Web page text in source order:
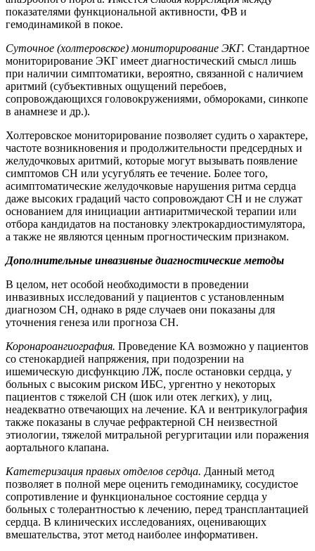
показателями функциональной активности, ФВ и
гемодинамикой в покое.
Суточное (холтеровское) мониторирование ЭКГ. Стандартное
мониторирование ЭКГ имеет диагностический смысл лишь
при наличии симптоматики, вероятно, связанной с наличием
аритмий (субъективных ощущений перебоев,
сопровождающихся головокружениями, обмороками, синкопе
в анамнезе и др.).
Холтеровское мониторирование позволяет судить о характере,
частоте возникновения и продолжительности предсердных и
желудочковых аритмий, которые могут вызывать появление
симптомов СН или усугублять ее течение. Более того,
асимптоматические желудочковые нарушения ритма сердца
даже высоких градаций часто сопровождают СН и не служат
основанием для инициации антиаритмической терапии или
отбора кандидатов на постановку электрокардиостимулятора,
а также не являются ценным прогностическим признаком.
Дополнительные инвазивные диагностические методы
В целом, нет особой необходимости в проведении
инвазивных исследований у пациентов с установленным
диагнозом СН, однако в ряде случаев они показаны для
уточнения генеза или прогноза СН.
Коронароангиография. Проведение КА возможно у пациентов
со стенокардией напряжения, при подозрении на
ишемическую дисфункцию ЛЖ, после остановки сердца, у
больных с высоким риском ИБС, ургентно у некоторых
пациентов с тяжелой СН (шок или отек легких), у лиц,
неадекватно отвечающих на лечение. КА и вентрикулография
также показаны в случае рефрактерной СН неизвестной
этиологии, тяжелой митральной регургитации или поражения
аортального клапана.
Катетеризация правых отделов сердца. Данный метод
позволяет в полной мере оценить гемодинамику, сосудистое
сопротивление и функциональное состояние сердца у
больных с толерантностью к лечению, перед трансплантацией
сердца. В клинических исследованиях, оценивающих
вмешательства, этот метод наиболее информативен.